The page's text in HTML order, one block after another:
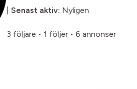
Senast aktiv: Nyligen
3 följare • 1 följer • 6 annonser